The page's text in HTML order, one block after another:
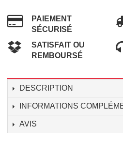
PAIEMENT
SÉCURISÉ
SATISFAIT OU
REMBOURSÉ
DESCRIPTION
INFORMATIONS
AVIS